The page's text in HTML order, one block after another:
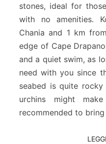
stones, ideal for
with no amenities.
Chania and 1 km
edge of Cape
and a quiet swim, as
need with you since
seabed is quite rocky
urchins might
recommended to